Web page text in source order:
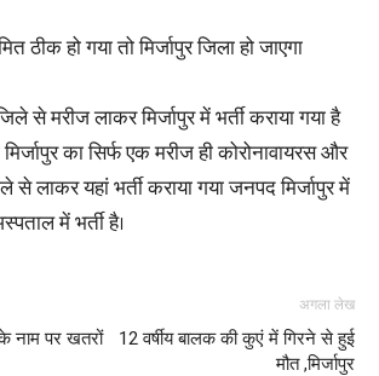
ठीक हो गया तो मिर्जापुर जिला हो जाएगा
से मरीज लाकर मिर्जापुर में भर्ती कराया गया है
का सिर्फ एक मरीज ही कोरोनावायरस और
से लाकर यहां भर्ती कराया गया जनपद मिर्जापुर में
में भर्ती है।
नाम पर खतरों
अगला लेख
12 वर्षीय बालक की कुएं में गिरने से हुई
मौत ,मिर्जापुर